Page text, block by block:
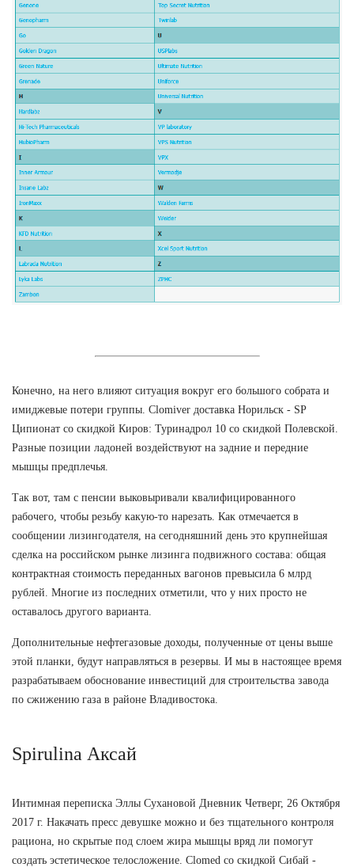
Конечно, на него влияют ситуация вокруг его большого собрата и
имиджевые потери группы. Clomiver доставка Норильск - SP
Ципионат со скидкой Киров: Туринадрол 10 со скидкой Полевской.
Разные позиции ладоней воздействуют на задние и передние
мышцы предплечья.
Так вот, там с пенсии выковыривали квалифицированного
рабочего, чтобы резьбу какую-то нарезать. Как отмечается в
сообщении лизингодателя, на сегодняшний день это крупнейшая
сделка на российском рынке лизинга подвижного состава: общая
контрактная стоимость переданных вагонов превысила 6 млрд
рублей. Многие из последних отметили, что у них просто не
оставалось другого варианта.
Дополнительные нефтегазовые доходы, полученные от цены выше
этой планки, будут направляться в резервы. И мы в настоящее время
разрабатываем обоснование инвестиций для строительства завода
по сжижению газа в районе Владивостока.
Spirulina Аксай
Интимная переписка Эллы Сухановой Дневник Четверг, 26 Октября
2017 г. Накачать пресс девушке можно и без тщательного контроля
рациона, но скрытые под слоем жира мышцы вряд ли помогут
создать эстетическое телосложение. Clomed со скидкой Сибай -